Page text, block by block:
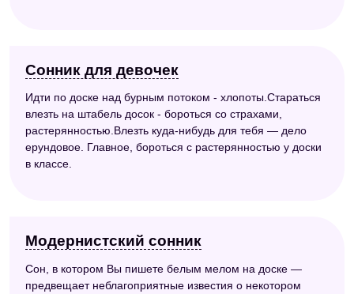
Сонник для девочек
Идти по доске над бурным потоком - хлопоты.Стараться
влезть на штабель досок - бороться со страхами,
растерянностью.Влезть куда-нибудь для тебя — дело
ерундовое. Главное, бороться с растерянностью у доски
в классе.
Модернистский сонник
Сон, в котором Вы пишете белым мелом на доске —
предвещает неблагоприятные известия о некотором